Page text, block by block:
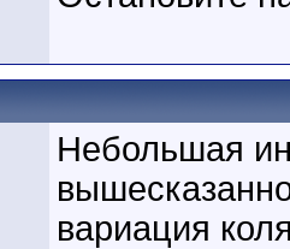
Небольшая
вариация